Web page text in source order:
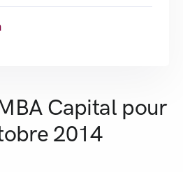
Capital pour
2014